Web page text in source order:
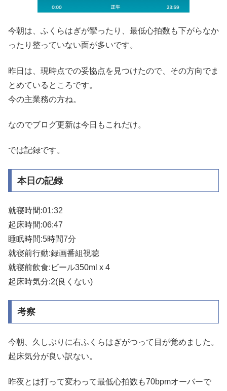
今朝は、ふくらはぎが攣ったり、最低心拍数も下がらなか
ったり整っていない面が多いです。
昨日は、現時点での妥協点を見つけたので、その方向でま
とめているところです。
今の主業務の方ね。
なのでブログ更新は今日もこれだけ。
では記録です。
本日の記録
就寝時間:01:32
起床時間:06:47
睡眠時間:5時間7分
就寝前行動:録画番組視聴
就寝前飲食:ビール350ml x 4
起床時気分:2(良くない)
考察
今朝、久しぶりに右ふくらはぎがつって目が覚めました。
起床気分が良い訳ない。
昨夜とは打って変わって最低心拍数も70bpmオーバーで